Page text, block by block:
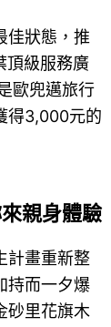
佳狀態，推
頂級服務廣
歐兜邁旅行
得3,000元的
親身體驗
計畫重新整
持而一夕爆
砂里花旗木